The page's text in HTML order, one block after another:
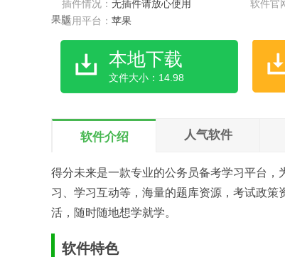
插件情况： 无插件请放心使用 软件官
适用平台： 苹果
本地下载
文件大小：14.98
软件介绍 人气软件
得分未来是一款专业的公务员备考学习平台
习、学习互动等，海量的题库资源，考试政
活，随时随地想学就学。
软件特色